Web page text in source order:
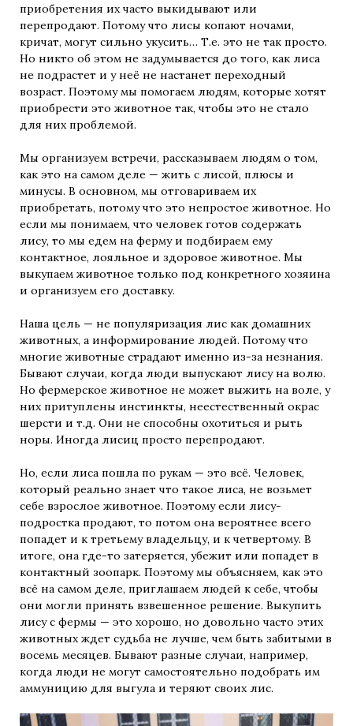
приобретения их часто выкидывают или
перепродают. Потому что лисы копают ночами,
кричат, могут сильно укусить… Т.е. это не так просто.
Но никто об этом не задумывается до того, как лиса
не подрастет и у неё не настанет переходный
возраст. Поэтому мы помогаем людям, которые хотят
приобрести это животное так, чтобы это не стало
для них проблемой.
Мы организуем встречи, рассказываем людям о том,
как это на самом деле — жить с лисой, плюсы и
минусы. В основном, мы отговариваем их
приобретать, потому что это непростое животное. Но
если мы понимаем, что человек готов содержать
лису, то мы едем на ферму и подбираем ему
контактное, лояльное и здоровое животное. Мы
выкупаем животное только под конкретного хозяина
и организуем его доставку.
Наша цель — не популяризация лис как домашних
животных, а информирование людей. Потому что
многие животные страдают именно из-за незнания.
Бывают случаи, когда люди выпускают лису на волю.
Но фермерское животное не может выжить на воле, у
них притуплены инстинкты, неестественный окрас
шерсти и т.д. Они не способны охотиться и рыть
норы. Иногда лисиц просто перепродают.
Но, если лиса пошла по рукам — это всё. Человек,
который реально знает что такое лиса, не возьмет
себе взрослое животное. Поэтому если лису-
подростка продают, то потом она вероятнее всего
попадет и к третьему владельцу, и к четвертому. В
итоге, она где-то затеряется, убежит или попадет в
контактный зоопарк. Поэтому мы объясняем, как это
всё на самом деле, приглашаем людей к себе, чтобы
они могли принять взвешенное решение. Выкупить
лису с фермы — это хорошо, но довольно часто этих
животных ждет судьба не лучше, чем быть забитыми в
восемь месяцев. Бывают разные случаи, например,
когда люди не могут самостоятельно подобрать им
аммуницию для выгула и теряют своих лис.